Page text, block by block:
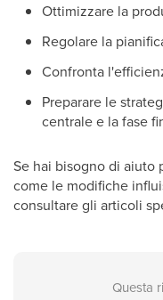
Ottimizzare la
Regolare la
Confronta
Preparare le
centrale e la fase
Se hai bisogno di aiuto
come le modifiche
consultare gli articoli
Questa